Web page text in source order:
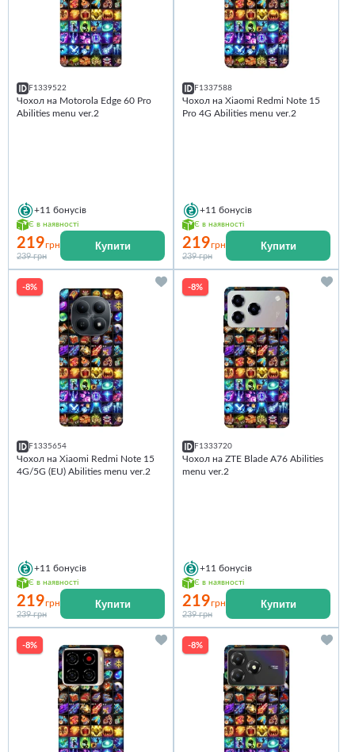
F1339522
Чохол на Motorola Edge 60 Pro
Abilities menu ver.2
+11 бонусів
Є в наявності
219грн
239 грн
Купити
F1337588
Чохол на Xiaomi Redmi Note 15
Pro 4G Abilities menu ver.2
+11 бонусів
Є в наявності
219грн
239 грн
Купити
-8%
F1335654
Чохол на Xiaomi Redmi Note 15
4G/5G (EU) Abilities menu ver.2
+11 бонусів
Є в наявності
219грн
239 грн
Купити
-8%
F1333720
Чохол на ZTE Blade A76 Abilities
menu ver.2
+11 бонусів
Є в наявності
219грн
239 грн
Купити
-8% -8%